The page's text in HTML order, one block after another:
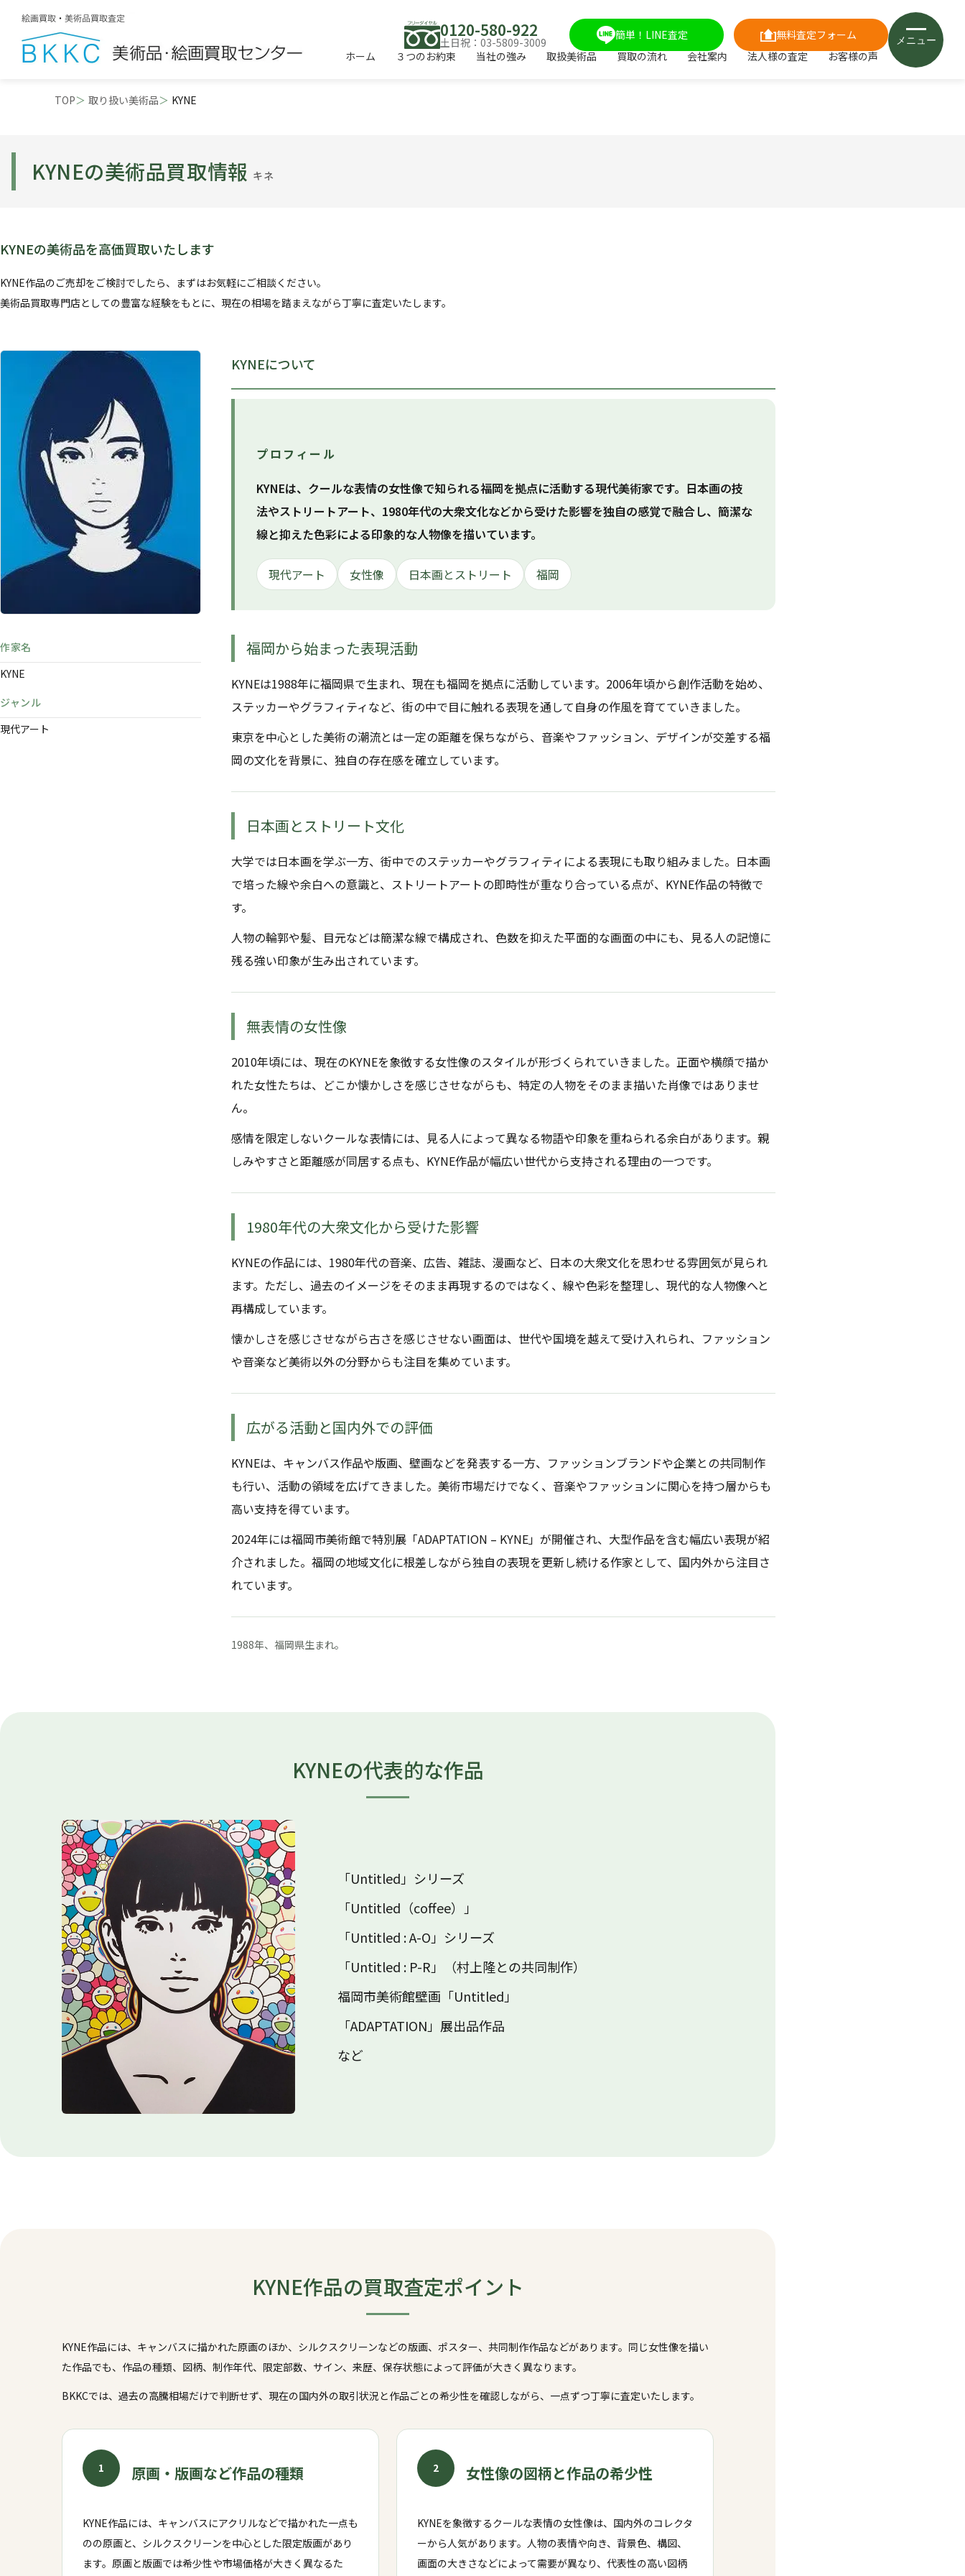
0120-580-922
土日祝：03-5809-3009
簡単！LINE査定
無料査定フォーム
ホーム
３つのお約束 当社の強み 取扱美術品 買取の流れ 会社案内 法人様の査定 お客様の声
メニュー
TOP 取り扱い美術品 KYNE
KYNEの美術品買取情報 キネ
KYNEの美術品を高価買取いたします
KYNE作品のご売却をご検討でしたら、まずはお気軽にご相談ください。
美術品買取専門店としての豊富な経験をもとに、現在の相場を踏まえながら丁寧に査定いたします。
作家名
KYNE
ジャンル
現代アート
KYNEについて
プロフィール
KYNEは、クールな表情の女性像で知られる福岡を拠点に活動する現代美術家です。日本画の技
法やストリートアート、1980年代の大衆文化などから受けた影響を独自の感覚で融合し、簡潔な
線と抑えた色彩による印象的な人物像を描いています。
現代アート 女性像 日本画とストリート 福岡
福岡から始まった表現活動
KYNEは1988年に福岡県で生まれ、現在も福岡を拠点に活動しています。2006年頃から創作活動を始め、
ステッカーやグラフィティなど、街の中で目に触れる表現を通して自身の作風を育てていきました。
東京を中心とした美術の潮流とは一定の距離を保ちながら、音楽やファッション、デザインが交差する福
岡の文化を背景に、独自の存在感を確立しています。
日本画とストリート文化
大学では日本画を学ぶ一方、街中でのステッカーやグラフィティによる表現にも取り組みました。日本画
で培った線や余白への意識と、ストリートアートの即時性が重なり合っている点が、KYNE作品の特徴で
す。
人物の輪郭や髪、目元などは簡潔な線で構成され、色数を抑えた平面的な画面の中にも、見る人の記憶に
残る強い印象が生み出されています。
無表情の女性像
2010年頃には、現在のKYNEを象徴する女性像のスタイルが形づくられていきました。正面や横顔で描か
れた女性たちは、どこか懐かしさを感じさせながらも、特定の人物をそのまま描いた肖像ではありませ
ん。
感情を限定しないクールな表情には、見る人によって異なる物語や印象を重ねられる余白があります。親
しみやすさと距離感が同居する点も、KYNE作品が幅広い世代から支持される理由の一つです。
1980年代の大衆文化から受けた影響
KYNEの作品には、1980年代の音楽、広告、雑誌、漫画など、日本の大衆文化を思わせる雰囲気が見られ
ます。ただし、過去のイメージをそのまま再現するのではなく、線や色彩を整理し、現代的な人物像へと
再構成しています。
懐かしさを感じさせながら古さを感じさせない画面は、世代や国境を越えて受け入れられ、ファッション
や音楽など美術以外の分野からも注目を集めています。
広がる活動と国内外での評価
KYNEは、キャンバス作品や版画、壁画などを発表する一方、ファッションブランドや企業との共同制作
も行い、活動の領域を広げてきました。美術市場だけでなく、音楽やファッションに関心を持つ層からも
高い支持を得ています。
2024年には福岡市美術館で特別展「ADAPTATION – KYNE」が開催され、大型作品を含む幅広い表現が紹
介されました。福岡の地域文化に根差しながら独自の表現を更新し続ける作家として、国内外から注目さ
れています。
1988年、福岡県生まれ。
KYNEの代表的な作品
「Untitled」シリーズ
「Untitled（coffee）」
「Untitled : A-O」シリーズ
「Untitled : P-R」（村上隆との共同制作）
福岡市美術館壁画「Untitled」
「ADAPTATION」展出品作品
など
KYNE作品の買取査定ポイント
KYNE作品には、キャンバスに描かれた原画のほか、シルクスクリーンなどの版画、ポスター、共同制作作品などがあります。同じ女性像を描い
た作品でも、作品の種類、図柄、制作年代、限定部数、サイン、来歴、保存状態によって評価が大きく異なります。
BKKCでは、過去の高騰相場だけで判断せず、現在の国内外の取引状況と作品ごとの希少性を確認しながら、一点ずつ丁寧に査定いたします。
1 原画・版画など作品の種類
KYNE作品には、キャンバスにアクリルなどで描かれた一点も
のの原画と、シルクスクリーンを中心とした限定版画があり
ます。原画と版画では希少性や市場価格が大きく異なるた
2 女性像の図柄と作品の希少性
KYNEを象徴するクールな表情の女性像は、国内外のコレクタ
ーから人気があります。人物の表情や向き、背景色、構図、
画面の大きさなどによって需要が異なり、代表性の高い図柄